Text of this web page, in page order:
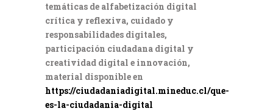
temáticas de alfabetización digital
crítica y reflexiva, cuidado y
responsabilidades digitales,
participación ciudadana digital y
creatividad digital e innovación,
material disponible en
https://ciudadaniadigital.mineduc.cl/que-
es-la-ciudadania-digital